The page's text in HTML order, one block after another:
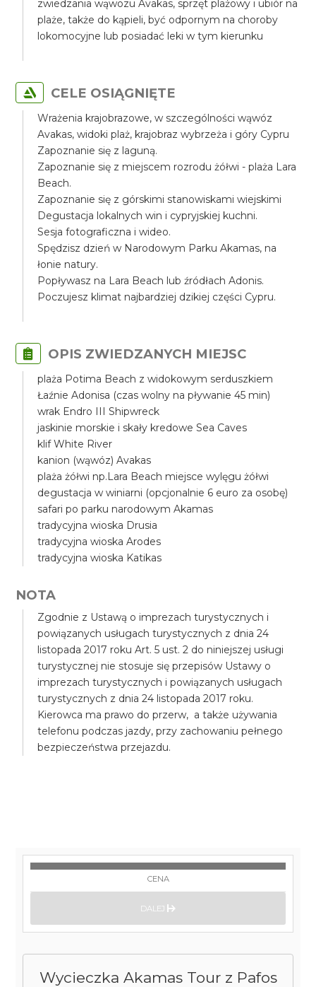
zwiedzania wąwozu Avakas, sprzęt plażowy i ubiór na
plaże, także do kąpieli, być odpornym na choroby
lokomocyjne lub posiadać leki w tym kierunku
CELE OSIĄGNIĘTE
Wrażenia krajobrazowe, w szczególności wąwóz
Avakas, widoki plaż, krajobraz wybrzeża i góry Cypru
Zapoznanie się z laguną.
Zapoznanie się z miejscem rozrodu żółwi - plaża Lara
Beach.
Zapoznanie się z górskimi stanowiskami wiejskimi
Degustacja lokalnych win i cypryjskiej kuchni.
Sesja fotograficzna i wideo.
Spędzisz dzień w Narodowym Parku Akamas, na
łonie natury.
Popływasz na Lara Beach lub źródłach Adonis.
Poczujesz klimat najbardziej dzikiej części Cypru.
OPIS ZWIEDZANYCH MIEJSC
plaża Potima Beach z widokowym serduszkiem
Łaźnie Adonisa (czas wolny na pływanie 45 min)
wrak Endro III Shipwreck
jaskinie morskie i skały kredowe Sea Caves
klif White River
kanion (wąwóz) Avakas
plaża żółwi np.Lara Beach miejsce wylęgu żółwi
degustacja w winiarni (opcjonalnie 6 euro za osobę)
safari po parku narodowym Akamas
tradycyjna wioska Drusia
tradycyjna wioska Arodes
tradycyjna wioska Katikas
NOTA
Zgodnie z Ustawą o imprezach turystycznych i
powiązanych usługach turystycznych z dnia 24
listopada 2017 roku Art. 5 ust. 2 do niniejszej usługi
turystycznej nie stosuje się przepisów Ustawy o
imprezach turystycznych i powiązanych usługach
turystycznych z dnia 24 listopada 2017 roku.
Kierowca ma prawo do przerw, a także używania
telefonu podczas jazdy, przy zachowaniu pełnego
bezpieczeństwa przejazdu.
Wycieczka Akamas Tour z Pafos
CENA
DALEJ